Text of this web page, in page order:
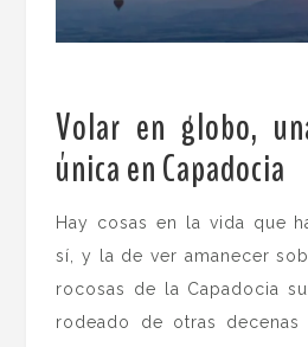
Volar en globo,
única en Capadocia
Hay cosas en la vida que
sí, y la de ver amanecer
rocosas de la Capadocia
rodeado de otras